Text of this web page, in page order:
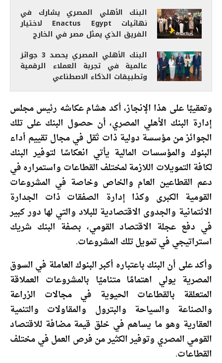
البنك الأهلي المصري يشارك في
نهائيات Enactus Egypt لاختيار
الفريق الذي يمثل مصر في الخارج
البنك الأهلي المصري يحصد 3 جوائز
عالمية في تجربة العملاء الرقمية
وتطبيقات الذكاء الاصطناعي
وتعقيبًا على هذا الإنجاز، أكد هشام عكاشه رئيس مجلس
إدارة البنك الأهلي المصري، أن حصول البنك على تلك
الجوائز من مؤسسة دولية ذات ثقل في مجال تقييم أداء
البنوك والمؤسسات المالية يأتي انعكاسًا لتوفير البنك
لكافة التمويلات اللازمة لمختلف القطاعات واستمراره في
دعم القطاعين العام والخاص وخاصة في المشروعات
القومية الكبرى وكذا إدارة الصفقات ذات الجدارة
الائتمانية والجدوى الاقتصادية للبلاد والتي لها دور كبير
في دفع عجلة الاقتصاد القومي، بصفة البنك شريك
استراتيجي في تمويل تلك المشروعات.
وأكد على أن البنك باعتباره أكبر البنوك العاملة في السوق
المصرية يولي اهتمامًا متناميًا بالمشروعات العملاقة
المتعلقة بالقطاعات الحيوية في مجالات الزراعة
والصناعة والسياحة والبترول والمقاولات والتنمية
العقارية وهو ما يساهم في خلق قيمة مضافة للاقتصاد
القومي المصري وتوفير الكثير من فرص العمل في مختلف
القطاعات.